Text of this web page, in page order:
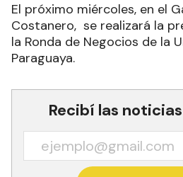
El próximo miércoles, en el
Costanero, se realizará la
la Ronda de Negocios de la
Paraguaya.
Recibí las